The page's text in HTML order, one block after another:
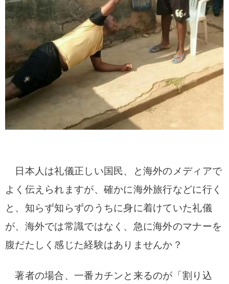
日本人は礼儀正しい国民、と海外のメディアで
よく伝えられますが、確かに海外旅行などに行く
と、知らず知らずのうちに身に着けていた礼儀
が、海外では常識ではなく、急に海外のマナーを
腹だたしく感じた経験はありませんか？
著者の場合、一番カチンと来るのが「割り込